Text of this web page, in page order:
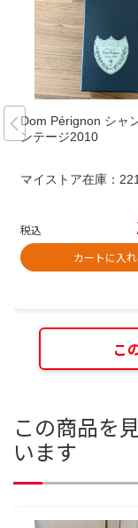
Dom Pérignon シャ
ンテージ2010
マイストア在庫：
税込
カートに入
こ
この商品を
います